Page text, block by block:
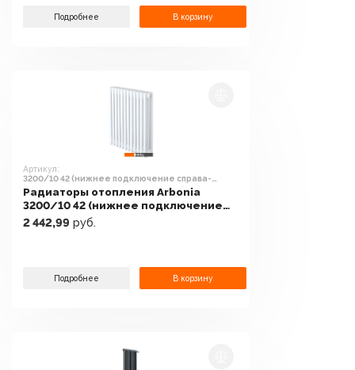
Подробнее В корзину
Артикул:
3200/10 42 (нижнее подключение справа-
налево)
Радиаторы отопления Arbonia
3200/10 42 (нижнее подключение
справа-налево)
2 442,99 руб.
Подробнее В корзину